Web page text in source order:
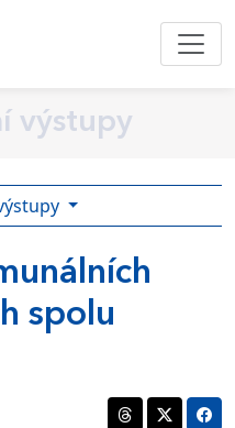
výstupy
spolu